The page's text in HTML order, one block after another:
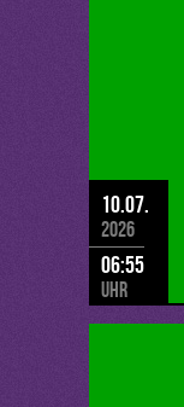
10.07.
2026
06:55
Uhr